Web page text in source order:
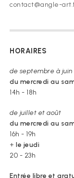
contact@angle-
HORAIRES
de septembre à juin
du mercredi au
14h - 18h
de juillet et août
du mercredi au
16h - 19h
+ le jeudi
20 - 23h
Entrée libre et